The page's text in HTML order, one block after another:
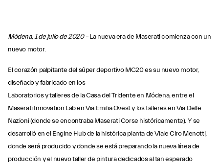
Módena, 1 de julio de 2020 –La nueva era de Maserati comienza con un
nuevo motor.
El corazón palpitante del súper deportivo MC20 es su nuevo motor,
diseñado y fabricado en los
Laboratorios y talleres de la Casa del Tridente en Módena, entre el
Maserati Innovation Lab en Via Emilia Ovest y los talleres en Via Delle
Nazioni (donde se encontraba Maserati Corse históricamente). Y se
desarrolló en el Engine Hub de la histórica planta de Viale Ciro Menotti,
donde será producido y donde se está preparando la nueva línea de
producción y el nuevo taller de pintura dedicados al tan esperado